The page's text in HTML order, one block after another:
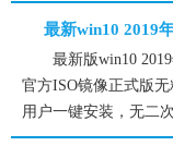
最新win10 2019
最新版win10
官方ISO镜像正式版
用户一键安装，无二